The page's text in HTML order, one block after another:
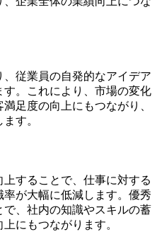
従業員の自発的なアイデア
。これにより、市場の変化
足度の向上にもつながり、
す。
することで、仕事に対する
が大幅に低減します。優秀
、社内の知識やスキルの蓄
にもつながります。